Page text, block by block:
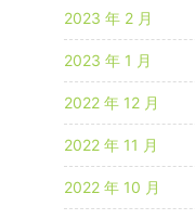
2023 年 2 月
2023 年 1 月
2022 年 12 月
2022 年 11 月
2022 年 10 月